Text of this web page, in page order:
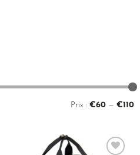
Prix : €60 — €110